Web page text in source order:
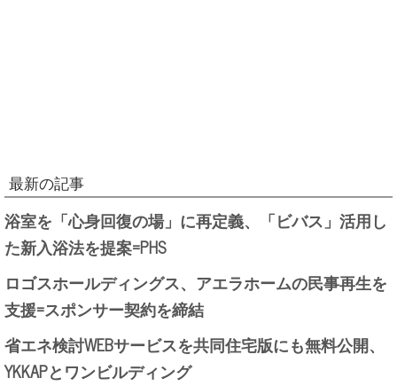
最新の記事
浴室を「心身回復の場」に再定義、「ビバス」活用し
た新入浴法を提案=PHS
ロゴスホールディングス、アエラホームの民事再生を
支援=スポンサー契約を締結
省エネ検討WEBサービスを共同住宅版にも無料公開、
YKKAPとワンビルディング